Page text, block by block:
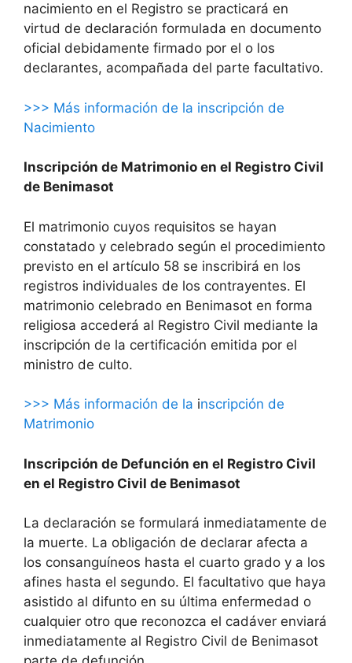
nacimiento en el Registro se practicará en
virtud de declaración formulada en documento
oficial debidamente firmado por el o los
declarantes, acompañada del parte facultativo.
>>> Más información de la inscripción de
Nacimiento
Inscripción de Matrimonio en el Registro Civil
de Benimasot
El matrimonio cuyos requisitos se hayan
constatado y celebrado según el procedimiento
previsto en el artículo 58 se inscribirá en los
registros individuales de los contrayentes. El
matrimonio celebrado en Benimasot en forma
religiosa accederá al Registro Civil mediante la
inscripción de la certificación emitida por el
ministro de culto.
>>> Más información de la inscripción de
Matrimonio
Inscripción de Defunción en el Registro Civil
en el Registro Civil de Benimasot
La declaración se formulará inmediatamente de
la muerte. La obligación de declarar afecta a
los consanguíneos hasta el cuarto grado y a los
afines hasta el segundo. El facultativo que haya
asistido al difunto en su última enfermedad o
cualquier otro que reconozca el cadáver enviará
inmediatamente al Registro Civil de Benimasot